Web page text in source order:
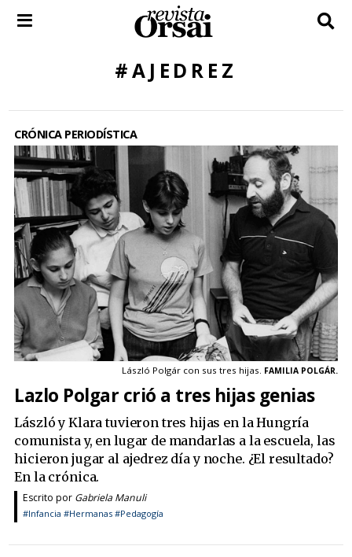
#AJEDREZ
CRÓNICA PERIODÍSTICA
László Polgár con sus tres hijas. FAMILIA POLGÁR.
Lazlo Polgar crió a tres hijas genias
László y Klara tuvieron tres hijas en la Hungría
comunista y, en lugar de mandarlas a la escuela, las
hicieron jugar al ajedrez día y noche. ¿El resultado?
En la crónica.
Escrito por Gabriela Manuli
#Infancia #Hermanas #Pedagogía